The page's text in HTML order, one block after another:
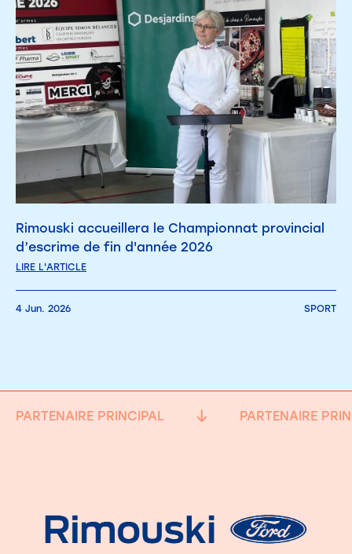
Rimouski accueillera le Championnat provincial
d’escrime de fin d'année 2026
LIRE L'ARTICLE
4 Jun. 2026 SPORT
PARTENAIRE PRINCIPAL PARTENAIRE